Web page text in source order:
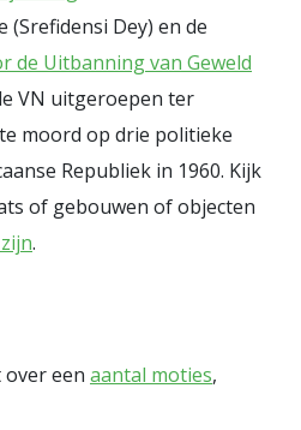
Dey) en de
de Uitbanning van Geweld
VN uitgeroepen ter
moord op drie politieke
Republiek in 1960. Kijk
of gebouwen of objecten
.
over een aantal moties,